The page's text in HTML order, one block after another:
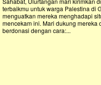
terbaikmu untuk warga Palestina di
menguatkan mereka menghadapi
mencekam ini. Mari dukung mereka
berdonasi dengan cara:...